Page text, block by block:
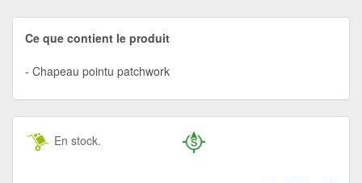
Ce que contient le produit
Chapeau pointu patchwork
En stock.